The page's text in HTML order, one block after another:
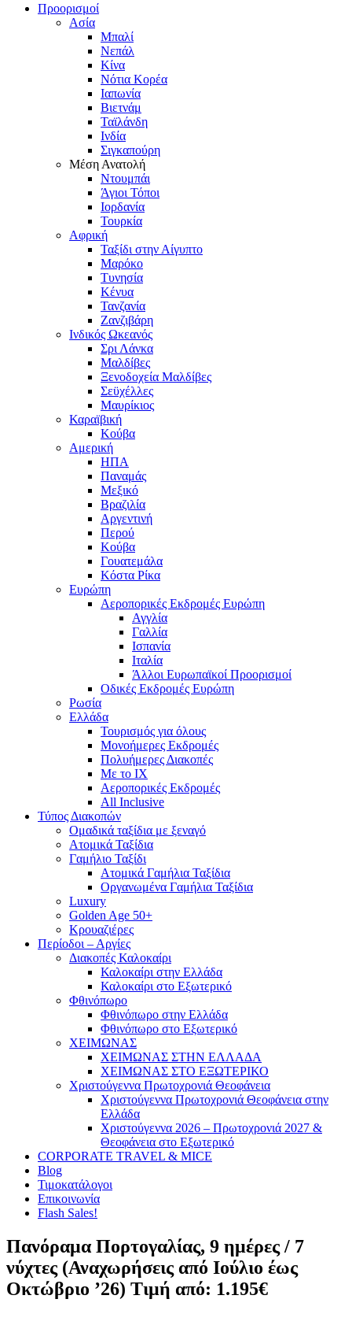
Προορισμοί
Ασία
Μπαλί
Νεπάλ
Κίνα
Νότια Κορέα
Ιαπωνία
Βιετνάμ
Ταϊλάνδη
Ινδία
Σιγκαπούρη
Μέση Ανατολή
Ντουμπάι
Άγιοι Τόποι
Ιορδανία
Τουρκία
Αφρική
Ταξίδι στην Αίγυπτο
Μαρόκο
Τυνησία
Κένυα
Τανζανία
Ζανζιβάρη
Ινδικός Ωκεανός
Σρι Λάνκα
Μαλδίβες
Ξενοδοχεία Μαλδίβες
Σεϋχέλλες
Μαυρίκιος
Καραϊβική
Κούβα
Αμερική
ΗΠΑ
Παναμάς
Μεξικό
Βραζιλία
Αργεντινή
Περού
Κούβα
Γουατεμάλα
Κόστα Ρίκα
Ευρώπη
Αεροπορικές Εκδρομές Ευρώπη
Αγγλία
Γαλλία
Ισπανία
Ιταλία
Άλλοι Ευρωπαϊκοί Προορισμοί
Οδικές Εκδρομές Ευρώπη
Ρωσία
Ελλάδα
Τουρισμός για όλους
Mονοήμερες Εκδρομές
Πολυήμερες Διακοπές
Με το ΙΧ
Αεροπορικές Εκδρομές
All Inclusive
Τύπος Διακοπών
Ομαδικά ταξίδια με ξεναγό
Ατομικά Ταξίδια
Γαμήλιο Ταξίδι
Ατομικά Γαμήλια Ταξίδια
Οργανωμένα Γαμήλια Ταξίδια
Luxury
Golden Age 50+
Κρουαζιέρες
Περίοδοι – Αργίες
Διακοπές Καλοκαίρι
Καλοκαίρι στην Ελλάδα
Καλοκαίρι στο Εξωτερικό
Φθινόπωρο
Φθινόπωρο στην Ελλάδα
Φθινόπωρο στο Εξωτερικό
ΧΕΙΜΩΝΑΣ
ΧΕΙΜΩΝΑΣ ΣΤΗΝ ΕΛΛΑΔΑ
ΧΕΙΜΩΝΑΣ ΣΤΟ ΕΞΩΤΕΡΙΚΟ
Χριστούγεννα Πρωτοχρονιά Θεοφάνεια
Χριστούγεννα Πρωτοχρονιά Θεοφάνεια στην
Ελλάδα
Χριστούγεννα 2026 – Πρωτοχρονιά 2027 &
Θεοφάνεια στο Εξωτερικό
CORPORATE TRAVEL & MICE
Blog
Τιμοκατάλογοι
Επικοινωνία
Flash Sales!
Πανόραμα Πορτογαλίας, 9 ημέρες / 7
νύχτες (Αναχωρήσεις από Ιούλιο έως
Οκτώβριο ’26) Τιμή από: 1.195€